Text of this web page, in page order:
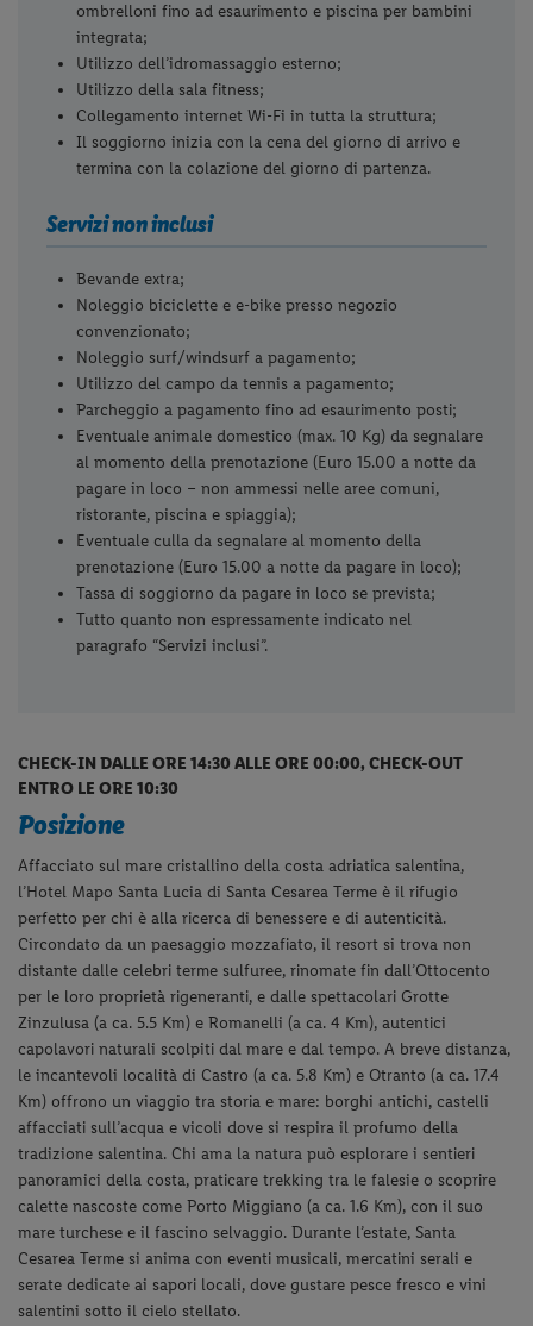
ombrelloni fino ad esaurimento e piscina per bambini
integrata;
Utilizzo dell’idromassaggio esterno;
Utilizzo della sala fitness;
Collegamento internet Wi-Fi in tutta la struttura;
Il soggiorno inizia con la cena del giorno di arrivo e
termina con la colazione del giorno di partenza.
Servizi non inclusi
Bevande extra;
Noleggio biciclette e e-bike presso negozio
convenzionato;
Noleggio surf/windsurf a pagamento;
Utilizzo del campo da tennis a pagamento;
Parcheggio a pagamento fino ad esaurimento posti;
Eventuale animale domestico (max. 10 Kg) da segnalare
al momento della prenotazione (Euro 15.00 a notte da
pagare in loco – non ammessi nelle aree comuni,
ristorante, piscina e spiaggia);
Eventuale culla da segnalare al momento della
prenotazione (Euro 15.00 a notte da pagare in loco);
Tassa di soggiorno da pagare in loco se prevista;
Tutto quanto non espressamente indicato nel
paragrafo “Servizi inclusi”.
CHECK-IN DALLE ORE 14:30 ALLE ORE 00:00, CHECK-OUT
ENTRO LE ORE 10:30
Posizione
Affacciato sul mare cristallino della costa adriatica salentina,
l’Hotel Mapo Santa Lucia di Santa Cesarea Terme è il rifugio
perfetto per chi è alla ricerca di benessere e di autenticità.
Circondato da un paesaggio mozzafiato, il resort si trova non
distante dalle celebri terme sulfuree, rinomate fin dall’Ottocento
per le loro proprietà rigeneranti, e dalle spettacolari Grotte
Zinzulusa (a ca. 5.5 Km) e Romanelli (a ca. 4 Km), autentici
capolavori naturali scolpiti dal mare e dal tempo.A breve distanza,
le incantevoli località di Castro (a ca. 5.8 Km) e Otranto (a ca. 17.4
Km) offrono un viaggio tra storia e mare: borghi antichi, castelli
affacciati sull’acqua e vicoli dove si respira il profumo della
tradizione salentina. Chi ama la natura può esplorare i sentieri
panoramici della costa, praticare trekking tra le falesie o scoprire
calette nascoste comePorto Miggiano (a ca. 1.6 Km), con il suo
mare turchese e il fascino selvaggio.Durante l’estate, Santa
Cesarea Terme si anima con eventi musicali, mercatini serali e
serate dedicate ai sapori locali, dove gustare pesce fresco e vini
salentini sotto il cielo stellato.